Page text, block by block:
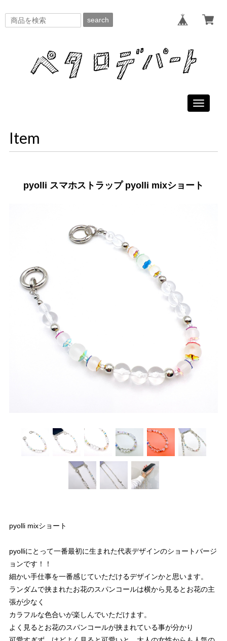
search
Toggle
Item
pyolli スマホストラップ pyolli mixショート
pyolli mixショート
pyolliにとって一番最初に生まれた代表デザインのショートバージ
ョンです！！
細かい手仕事を一番感じていただけるデザインかと思います。
ランダムで挟まれたお花のスパンコールは横から見るとお花の主
張が少なく
カラフルな色合いが楽しんでいただけます。
よく見るとお花のスパンコールが挟まれている事が分かり